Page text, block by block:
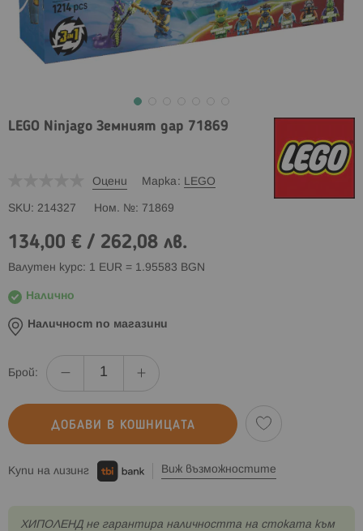
LEGO Ninjago Земният дар 71869
Оцени Марка LEGO
SKU 214327 Ном. № 71869
134,00 € / 262,08 лв.
Валутен курс: 1 EUR = 1.95583 BGN
Налично
Наличност по магазини
Брой:
ДОБАВИ В КОШНИЦАТА
Купи на лизинг Виж възможностите
XИПОЛЕНД не гарантира наличността на стоката към